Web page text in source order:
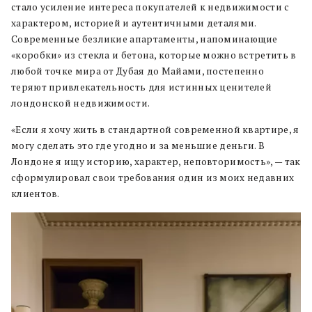
стало усиление интереса покупателей к недвижимости с
характером, историей и аутентичными деталями.
Современные безликие апартаменты, напоминающие
«коробки» из стекла и бетона, которые можно встретить в
любой точке мира от Дубая до Майами, постепенно
теряют привлекательность для истинных ценителей
лондонской недвижимости.
«Если я хочу жить в стандартной современной квартире, я
могу сделать это где угодно и за меньшие деньги. В
Лондоне я ищу историю, характер, неповторимость», — так
сформулировал свои требования один из моих недавних
клиентов.